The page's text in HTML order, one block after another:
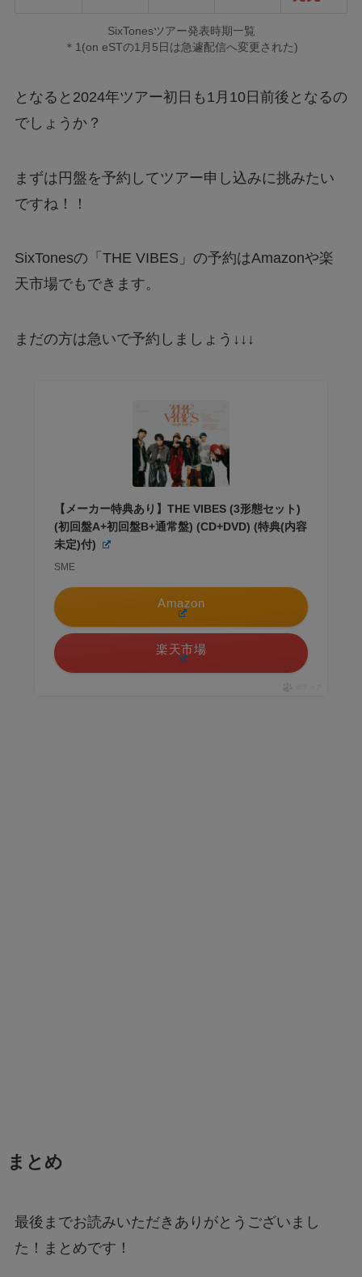
SixTonesツアー発表時期一覧
＊1(on eSTの1月5日は急遽配信へ変更された)
となると2024年ツアー初日も1月10日前後となるの
でしょうか？
まずは円盤を予約してツアー申し込みに挑みたい
ですね！！
SixTonesの「THE VIBES」の予約はAmazonや楽
天市場でもできます。
まだの方は急いで予約しましょう↓↓↓
【メーカー特典あり】THE VIBES (3形態セット)
(初回盤A+初回盤B+通常盤) (CD+DVD) (特典(内容
未定)付)
SME
Amazon
楽天市場
まとめ
最後までお読みいただきありがとうございまし
た！まとめです！